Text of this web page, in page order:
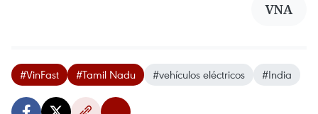
VNA
#VinFast #Tamil Nadu #vehículos eléctricos #India